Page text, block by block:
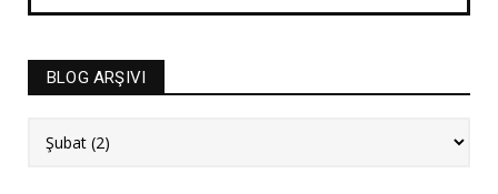
BLOG ARŞIVI